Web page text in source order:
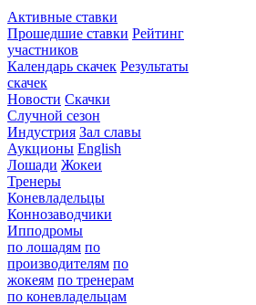
Активные ставки
Прошедшие ставки Рейтинг
участников
Календарь скачек Результаты
скачек
Новости Скачки
Случной сезон
Индустрия Зал славы
Аукционы English
Лошади Жокеи
Тренеры
Коневладельцы
Коннозаводчики
Ипподромы
по лошадям по
производителям по
жокеям по тренерам
по коневладельцам